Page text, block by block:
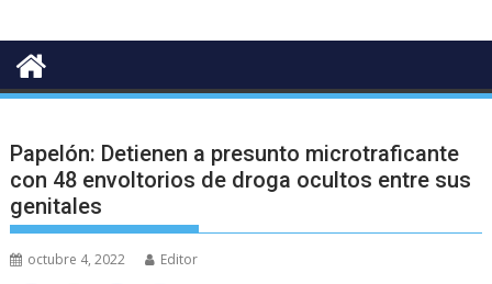
Papelón: Detienen a presunto microtraficante
con 48 envoltorios de droga ocultos entre sus
genitales
octubre 4, 2022 Editor